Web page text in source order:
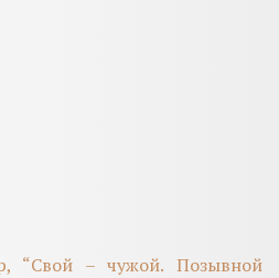
“Свой – чужой. Позывной